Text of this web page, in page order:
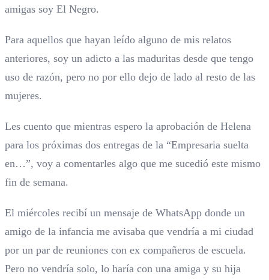
amigas soy El Negro.
Para aquellos que hayan leído alguno de mis relatos
anteriores, soy un adicto a las maduritas desde que tengo
uso de razón, pero no por ello dejo de lado al resto de las
mujeres.
Les cuento que mientras espero la aprobación de Helena
para los próximas dos entregas de la “Empresaria suelta
en…”, voy a comentarles algo que me sucedió este mismo
fin de semana.
El miércoles recibí un mensaje de WhatsApp donde un
amigo de la infancia me avisaba que vendría a mi ciudad
por un par de reuniones con ex compañeros de escuela.
Pero no vendría solo, lo haría con una amiga y su hija